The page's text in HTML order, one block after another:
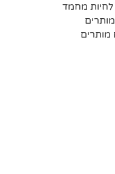
לחיות מחמד
מותרים